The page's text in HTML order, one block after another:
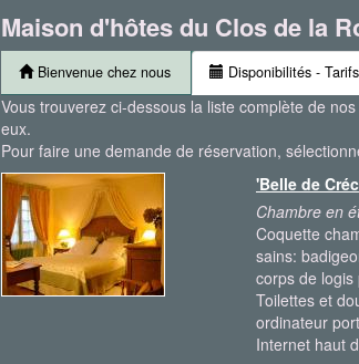
Maison d'hôtes du Clos de la
Bienvenue chez nous Disponibilités - Tarifs
Vous trouverez ci-dessous la liste complète de
eux.
Pour faire une demande de réservation,
'Belle de
Chambre en
Coquette
sains:
corps de
Toilettes et
ordinateur
Internet haut